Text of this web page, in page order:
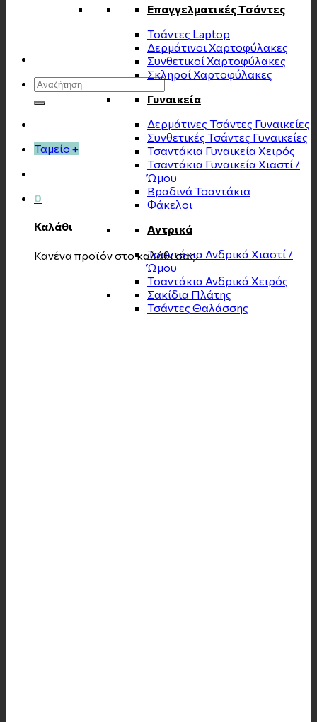
Αναζήτηση
για:
Ταμείο +
0
Καλάθι
Κανένα προϊόν στο καλάθι σας.
Επαγγελματικές Τσάντες
Τσάντες Laptop
Δερμάτινοι Χαρτοφύλακες
Συνθετικοί Χαρτοφύλακες
Σκληροί Χαρτοφύλακες
Γυναικεία
Δερμάτινες Τσάντες Γυναικείες
Συνθετικές Τσάντες Γυναικείες
Τσαντάκια Γυναικεία Χειρός
Τσαντάκια Γυναικεία Χιαστί /
Ώμου
Βραδινά Τσαντάκια
Φάκελοι
Αντρικά
Τσαντάκια Ανδρικά Χιαστί /
Ώμου
Τσαντάκια Ανδρικά Χειρός
Σακίδια Πλάτης
Τσάντες Θαλάσσης